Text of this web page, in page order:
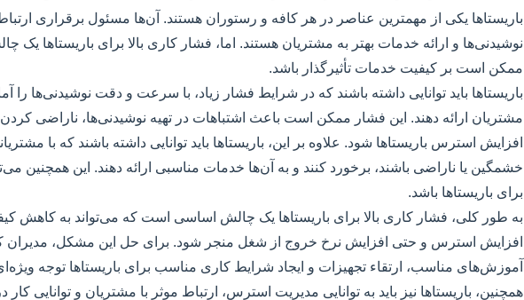
باریستا‌ها یکی از مهمترین عناصر در هر کافه و رستوران هستند. آن‌ها مسئول برقراری
نوشیدنی‌ها و ارائه خدمات بهتر به مشتریان هستند. اما، فشار کاری بالا برای باریستا‌ها
ممکن است بر کیفیت خدمات تأثیرگذار باشد.
باریستا‌ها باید توانایی داشته باشند که در شرایط فشار زیاد، با سرعت و دقت نوشیدنی‌ها را
مشتریان ارائه دهند. این فشار ممکن است باعث اشتباهات در تهیه نوشیدنی‌ها، ناراضی
افزایش استرس باریستا‌ها شود. علاوه بر این، باریستا‌ها باید توانایی داشته باشند که با
خشمگین یا ناراضی باشند، برخورد کنند و به آن‌ها خدمات مناسبی ارائه دهند. این همچنین
برای باریستا‌ها باشد.
به طور کلی، فشار کاری بالا برای باریستا‌ها یک چالش اساسی است که می‌تواند به کاهش
افزایش استرس و حتی افزایش نرخ خروج از شغل منجر شود. برای حل این مشکل، مدیران
آموزش‌های مناسب، ارتقاء تجهیزات و ایجاد شرایط کاری مناسب برای باریستا‌ها توجه
همچنین، باریستا‌ها نیز باید به توانایی مدیریت استرس، ارتباط موثر با مشتریان و توانایی